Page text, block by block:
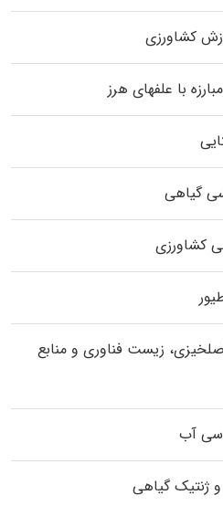
کشاورزی
با علفهای هرز
گیاهی
کشاورزی
زیست فناوری و منابع
آب
و ژنتیک گیاهی